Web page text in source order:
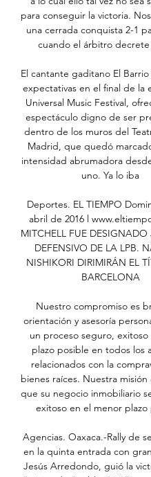
para conseguir la victoria.
una cerrada conquista 2-1
cuando el árbitro decrete
El cantante gaditano El
expectativas en el final de la
Universal Music Festival,
espectáculo digno de ser
dentro de los muros del
Madrid, que quedó
intensidad abrumadora
uno. Ya lo iba
Deportes. EL TIEMPO
abril de 2016 l
MITCHELL FUE
DEFENSIVO DE LA LPB.
NISHIKORI DIRIMIRÁN EL
BARCELONA
Nuestro compromiso es
orientación y asesoría
un proceso seguro, exitoso
plazo posible en todos los
relacionados con la
bienes raíces. Nuestra misión
que su negocio inmobiliario
exitoso en el menor plazo
Agencias. Oaxaca.-Rally de
en la quinta entrada con
Jesús Arredondo, guió la